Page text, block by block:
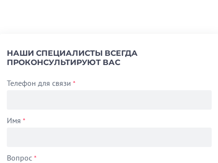
НАШИ СПЕЦИАЛИСТЫ ВСЕГДА
ПРОКОНСУЛЬТИРУЮТ ВАС
Телефон для связи *
Имя *
Вопрос *